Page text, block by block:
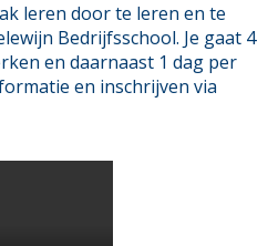
leren door te leren en te
Bedrijfsschool. Je gaat 4
en daarnaast 1 dag per
en inschrijven via